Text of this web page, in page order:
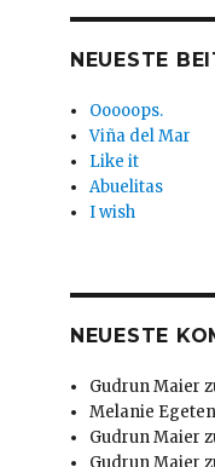
NEUESTE
Ooooops.
Viña del Mar
Like it
Abuelitas
I wish
NEUESTE
Gudrun Maier
Melanie
Gudrun Maier